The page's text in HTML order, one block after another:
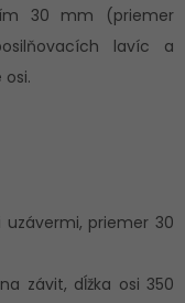
30 mm (priemer
lavíc a
priemer 30
závit, dĺžka osi 350